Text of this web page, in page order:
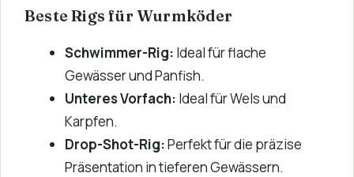
Beste Rigs für Wurmköder
Schwimmer-Rig: Ideal für flache
Gewässer und Panfish.
Unteres Vorfach: Ideal für Wels und
Karpfen.
Drop-Shot-Rig:Perfekt für die präzise
Präsentation in tieferen Gewässern.